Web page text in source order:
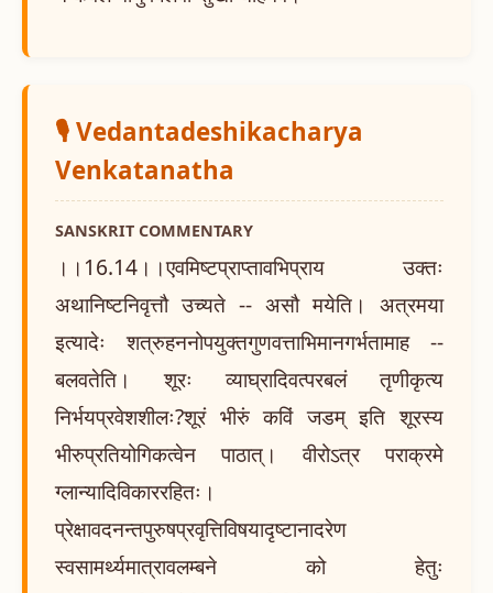
🎙️ Vedantadeshikacharya
Venkatanatha
SANSKRIT COMMENTARY
।।16.14।।एवमिष्टप्राप्तावभिप्राय उक्तः
अथानिष्टनिवृत्तौ उच्यते -- असौ मयेति। अत्रमया
इत्यादेः शत्रुहननोपयुक्तगुणवत्ताभिमानगर्भतामाह --
बलवतेति। शूरः व्याघ्रादिवत्परबलं तृणीकृत्य
निर्भयप्रवेशशीलः?शूरं भीरुं कविं जडम् इति शूरस्य
भीरुप्रतियोगिकत्वेन पाठात्। वीरोऽत्र पराक्रमे
ग्लान्यादिविकाररहितः।
प्रेक्षावदनन्तपुरुषप्रवृत्तिविषयादृष्टानादरेण
स्वसामर्थ्यमात्रावलम्बने को हेतुः